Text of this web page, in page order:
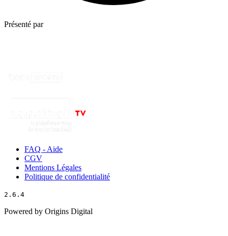
Présenté par
FAQ - Aide
CGV
Mentions Légales
Politique de confidentialité
2.6.4
Powered by Origins Digital